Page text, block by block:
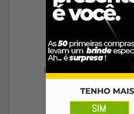
Esgotado
R$ 48,39